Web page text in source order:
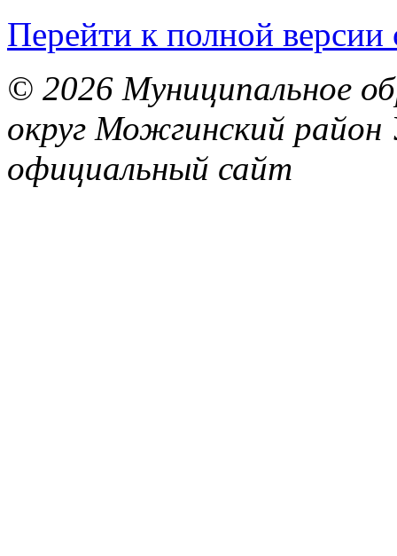
Перейти к полной версии
© 2026 Муниципальное
округ Можгинский район
официальный сайт